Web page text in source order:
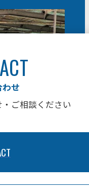
わせ
ご相談ください